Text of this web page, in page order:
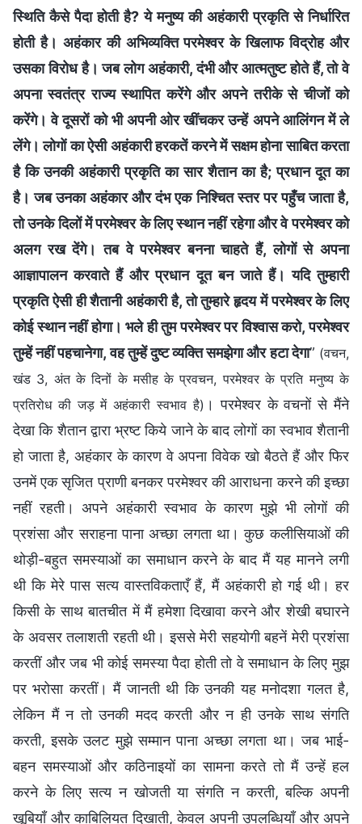
स्थिति कैसे पैदा होती है? ये मनुष्य की अहंकारी प्रकृति से निर्धारित
होती है। अहंकार की अभिव्यक्ति परमेश्वर के खिलाफ विद्रोह और
उसका विरोध है। जब लोग अहंकारी, दंभी और आत्मतुष्ट होते हैं, तो वे
अपना स्वतंत्र राज्य स्थापित करेंगे और अपने तरीके से चीजों को
करेंगे। वे दूसरों को भी अपनी ओर खींचकर उन्हें अपने आलिंगन में ले
लेंगे। लोगों का ऐसी अहंकारी हरकतें करने में सक्षम होना साबित करता
है कि उनकी अहंकारी प्रकृति का सार शैतान का है; प्रधान दूत का
है। जब उनका अहंकार और दंभ एक निश्चित स्तर पर पहुँच जाता है,
तो उनके दिलों में परमेश्वर के लिए स्थान नहीं रहेगा और वे परमेश्वर को
अलग रख देंगे। तब वे परमेश्वर बनना चाहते हैं, लोगों से अपना
आज्ञापालन करवाते हैं और प्रधान दूत बन जाते हैं। यदि तुम्हारी
प्रकृति ऐसी ही शैतानी अहंकारी है, तो तुम्हारे हृदय में परमेश्वर के लिए
कोई स्थान नहीं होगा। भले ही तुम परमेश्वर पर विश्वास करो, परमेश्वर
तुम्हें नहीं पहचानेगा, वह तुम्हें दुष्ट व्यक्ति समझेगा और हटा देगा” (वचन,
खंड 3, अंत के दिनों के मसीह के प्रवचन, परमेश्वर के प्रति मनुष्य के
प्रतिरोध की जड़ में अहंकारी स्वभाव है) । परमेश्वर के वचनों से मैंने
देखा कि शैतान द्वारा भ्रष्ट किये जाने के बाद लोगों का स्वभाव शैतानी
हो जाता है, अहंकार के कारण वे अपना विवेक खो बैठते हैं और फिर
उनमें एक सृजित प्राणी बनकर परमेश्वर की आराधना करने की इच्छा
नहीं रहती। अपने अहंकारी स्वभाव के कारण मुझे भी लोगों की
प्रशंसा और सराहना पाना अच्छा लगता था। कुछ कलीसियाओं की
थोड़ी-बहुत समस्याओं का समाधान करने के बाद मैं यह मानने लगी
थी कि मेरे पास सत्य वास्तविकताएँ हैं, मैं अहंकारी हो गई थी। हर
किसी के साथ बातचीत में मैं हमेशा दिखावा करने और शेखी बघारने
के अवसर तलाशती रहती थी। इससे मेरी सहयोगी बहनें मेरी प्रशंसा
करतीं और जब भी कोई समस्या पैदा होती तो वे समाधान के लिए मुझ
पर भरोसा करतीं। मैं जानती थी कि उनकी यह मनोदशा गलत है,
लेकिन मैं न तो उनकी मदद करती और न ही उनके साथ संगति
करती, इसके उलट मुझे सम्मान पाना अच्छा लगता था। जब भाई-
बहन समस्याओं और कठिनाइयों का सामना करते तो मैं उन्हें हल
करने के लिए सत्य न खोजती या संगति न करती, बल्कि अपनी
खूबियाँ और काबिलियत दिखाती, केवल अपनी उपलब्धियाँ और अपने